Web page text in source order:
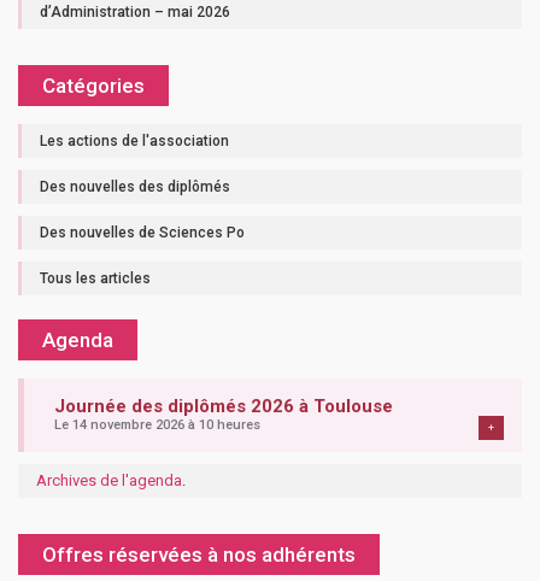
d’Administration – mai 2026
Catégories
Les actions de l'association
Des nouvelles des diplômés
Des nouvelles de Sciences Po
Tous les articles
Agenda
Journée des diplômés 2026 à Toulouse
Le 14 novembre 2026 à 10 heures +
Archives de l'agenda.
Offres réservées à nos adhérents